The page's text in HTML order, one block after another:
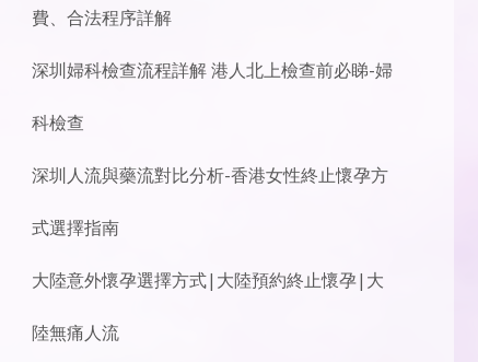
費、合法程序詳解
深圳婦科檢查流程詳解 港人北上檢查前必睇-婦
科檢查
深圳人流與藥流對比分析-香港女性終止懷孕方
式選擇指南
​大陸意外懷孕選擇方式|大陸預約終止懷孕|大
陸無痛人流